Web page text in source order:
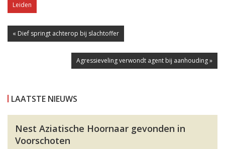
Leiden
« Dief springt achterop bij slachtoffer
Agressieveling verwondt agent bij aanhouding »
LAATSTE NIEUWS
Nest Aziatische Hoornaar gevonden in
Voorschoten